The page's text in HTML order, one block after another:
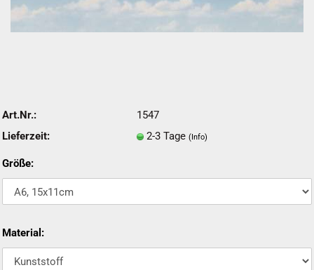
Art.Nr.:
1547
Lieferzeit:
2-3 Tage (Info)
Größe:
Material: